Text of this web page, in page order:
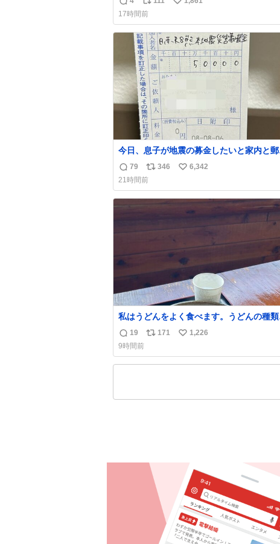
いな〜と思っていたのだけど snidelでめち
くちゃピッタリなものを見つけたので買っ
た！✨ スマホと小物とペットボトルが入るの
最高すぎる🥹 しかもスマホ入れ独立してる
ファスナーない！地味に嬉しいやつ！！！
返
信
数
リ
ポ
ス
ト
数
い
ね
数
17時間前
今日、息子が地震の募金したいと家内と郵
局に行ったみたいです。おもちゃとか買う
択肢もあったと思うけど、自分で貯めてた
円を役に立てて欲しい、みんなも元気にな
て欲しいと。家内も一緒に募金したので
分も何かできたらなぁと思いました。
返
信
数
79
リ
ポ
ス
346
い
ね
6,342
21時間前
私はうどんをよく食べます。うどんの種類
よっては非常食にもなります。生うどんは
費期限が短く、冷凍うどんは長持ちする代
りに停電に弱いので、乾麺タイプのうどん
ら水分が少なく長期保存するのにおすす
がありますが、うどんもいかがでしょう
返
信
数
19
リ
ス
171
い
ね
1,226
9時間前